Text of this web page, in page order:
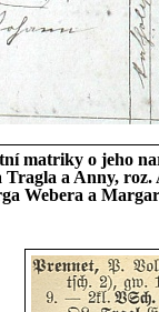
matriky o jeho
a Anny,
Webera a